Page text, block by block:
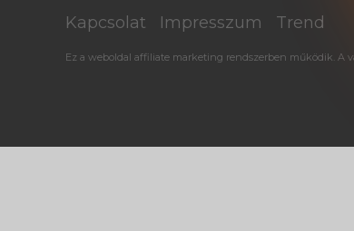
Kapcsolat
Impresszum Trend
Ez a weboldal affiliate marketing rendszerben működik. A